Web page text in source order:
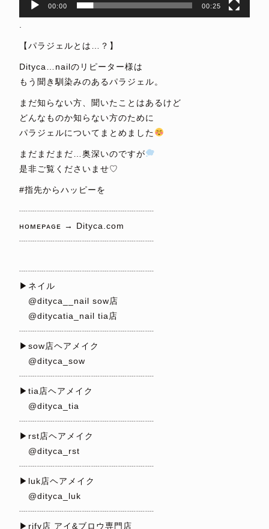
00:00 00:25
【パラジェルとは…？】
Dityca…nailのリピーター様は
もう聞き馴染みのあるパラジェル。
まだ知らない方、聞いたことはあるけど
どんなものか知らない方のために
パラジェルについてまとめました
まだまだまだ…奥深いのですが
是非ご覧くださいませ♡
#指先からハッピーを
┈┈┈┈┈┈┈┈┈┈┈┈┈┈┈
ʜᴏᴍᴇᴘᴀɢᴇ → Dityca.com
┈┈┈┈┈┈┈┈┈┈┈┈┈┈┈
┈┈┈┈┈┈┈┈┈┈┈┈┈┈┈
▶︎ネイル
@dityca__nail sow店
@ditycatia_nail tia店
┈┈┈┈┈┈┈┈┈┈┈┈┈┈┈
▶︎sow店ヘアメイク
@dityca_sow
┈┈┈┈┈┈┈┈┈┈┈┈┈┈┈
▶︎tia店ヘアメイク
@dityca_tia
┈┈┈┈┈┈┈┈┈┈┈┈┈┈┈
▶︎rst店ヘアメイク
@dityca_rst
┈┈┈┈┈┈┈┈┈┈┈┈┈┈┈
▶︎luk店ヘアメイク
@dityca_luk
┈┈┈┈┈┈┈┈┈┈┈┈┈┈┈
▶︎rify店 アイ&ブロウ専門店